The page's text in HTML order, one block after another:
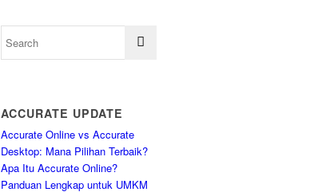
ACCURATE UPDATE
Accurate Online vs Accurate
Desktop: Mana Pilihan Terbaik?
Apa Itu Accurate Online?
Panduan Lengkap untuk UMKM